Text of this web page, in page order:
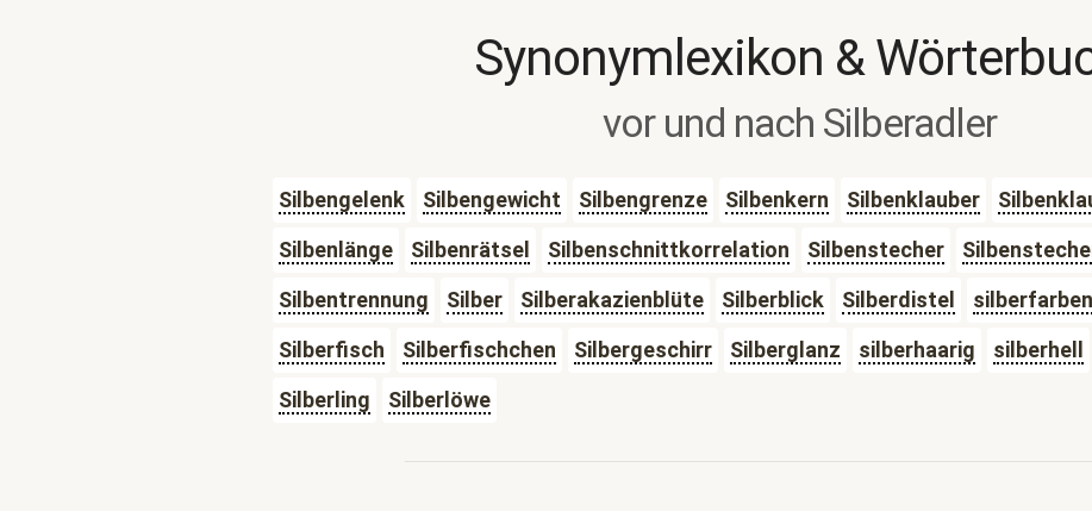
Synonymlexikon &
vor und nach Silberadler
Silbengelenk Silbengewicht Silbengrenze Silbenkern Silbenklauber
Silbenlänge
Silbenrätsel Silbenschnittkorrelation Silbenstecher
Silbentrennung
Silber Silberakazienblüte Silberblick Silberdistel silberfarben
Silberfisch
Silberfischchen Silbergeschirr Silberglanz silberhaarig silberhell
Silberling
Silberlöwe